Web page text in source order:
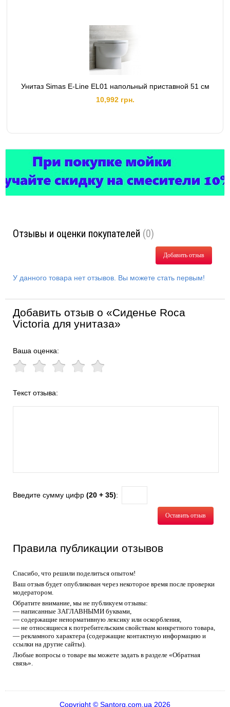
Унитаз Simas E-Line EL01 напольный приставной 51 см
10,992 грн.
Отзывы и оценки покупателей (0)
Добавить отзыв
У данного товара нет отзывов. Вы можете стать первым!
Добавить отзыв о «Сиденье Roca
Victoria для унитаза»
Ваша оценка:
Текст отзыва:
Введите сумму цифр (20 + 35):
Оставить отзыв
Правила публикации отзывов
Спасибо, что решили поделиться опытом!
Ваш отзыв будет опубликован через некоторое время после проверки
модератором.
Обратите внимание, мы не публикуем отзывы:
— написанные ЗАГЛАВНЫМИ буквами,
— содержащие ненормативную лексику или оскорбления,
— не относящиеся к потребительским свойствам конкретного товара,
— рекламного характера (содержащие контактную информацию и
ссылки на другие сайты).
Любые вопросы о товаре вы можете задать в разделе «Обратная
связь».
Copyright © Santorg.com.ua 2026